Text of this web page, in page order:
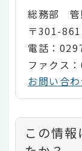
総務部 管
〒301-
電話：
ファクス
お問い合
コ
この情